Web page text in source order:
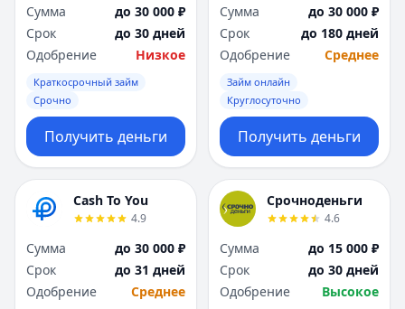
Сумма
до 30 000 ₽
Срок
до 30 дней
Одобрение
Низкое
Краткосрочный займ
Срочно
Получить деньги
Сумма
до 30 000 ₽
Срок
до 180 дней
Одобрение
Среднее
Займ онлайн
Круглосуточно
Получить деньги
Cash To You
4.9
Сумма
до 30 000 ₽
Срок
до 31 дней
Одобрение
Среднее
Срочноденьги
4.6
Сумма
до 15 000 ₽
Срок
до 30 дней
Одобрение
Высокое